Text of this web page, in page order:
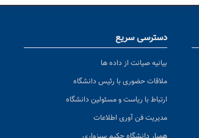
دسترسی سریع
بیانیه صیانت از داده ها
ملاقات حضوری با رئیس دانشگاه
ارتباط با ریاست و مسئولین دانشگاه
مدیریت فن آوری اطلاعات